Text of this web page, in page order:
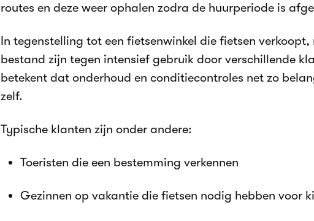
routes en deze weer ophalen zodra de huurperiode is
In tegenstelling tot een fietsenwinkel die fietsen
bestand zijn tegen intensief gebruik door verschillende
betekent dat onderhoud en conditiecontroles net zo
zelf.
Typische klanten zijn onder andere:
Toeristen die een bestemming verkennen
Gezinnen op vakantie die fietsen nodig hebben voor